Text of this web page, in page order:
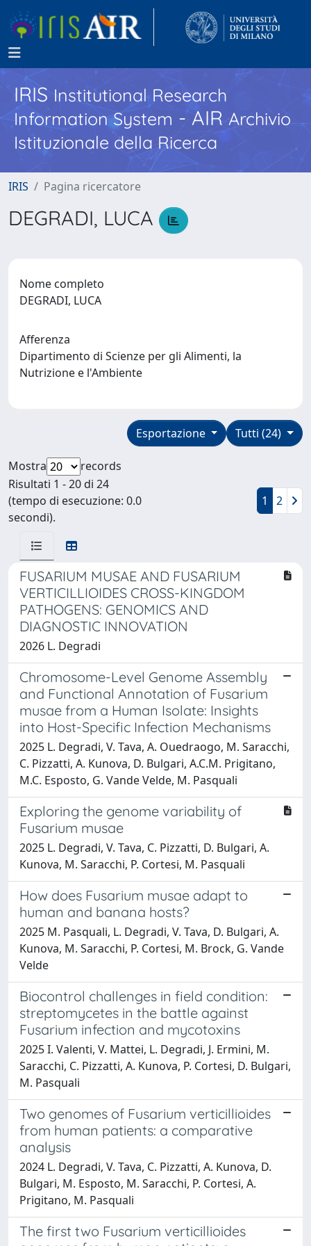
IRISInstitutional Research
Information System - AIR Archivio
Istituzionale della Ricerca
IRIS Pagina ricercatore
DEGRADI, LUCA
Nome completo
DEGRADI, LUCA
Afferenza
Dipartimento di Scienze per gli Alimenti, la
Nutrizione e l'Ambiente
Tutti (24)
Esportazione
Mostra
records
Risultati 1 - 20 di 24
(tempo di esecuzione: 0.0
secondi).
1 2
FUSARIUM MUSAE AND FUSARIUM
VERTICILLIOIDES CROSS-KINGDOM
PATHOGENS: GENOMICS AND
DIAGNOSTIC INNOVATION
2026 L. Degradi
Chromosome-Level Genome Assembly
and Functional Annotation of Fusarium
musae from a Human Isolate: Insights
into Host-Specific Infection Mechanisms
2025 L. Degradi, V. Tava, A. Ouedraogo, M. Saracchi,
C. Pizzatti, A. Kunova, D. Bulgari, A.C.M. Prigitano,
M.C. Esposto, G. Vande Velde, M. Pasquali
Exploring the genome variability of
Fusarium musae
2025 L. Degradi, V. Tava, C. Pizzatti, D. Bulgari, A.
Kunova, M. Saracchi, P. Cortesi, M. Pasquali
How does Fusarium musae adapt to
human and banana hosts?
2025 M. Pasquali, L. Degradi, V. Tava, D. Bulgari, A.
Kunova, M. Saracchi, P. Cortesi, M. Brock, G. Vande
Velde
Biocontrol challenges in field condition:
streptomycetes in the battle against
Fusarium infection and mycotoxins
2025 I. Valenti, V. Mattei, L. Degradi, J. Ermini, M.
Saracchi, C. Pizzatti, A. Kunova, P. Cortesi, D. Bulgari,
M. Pasquali
Two genomes of Fusarium verticillioides
from human patients: a comparative
analysis
2024 L. Degradi, V. Tava, C. Pizzatti, A. Kunova, D.
Bulgari, M. Esposto, M. Saracchi, P. Cortesi, A.
Prigitano, M. Pasquali
The first two Fusarium verticillioides